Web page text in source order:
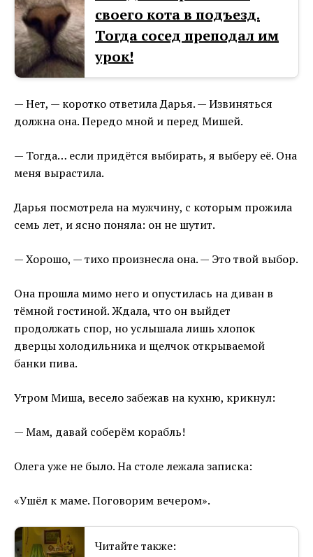
своего кота в подъезд.
Тогда сосед преподал им
урок!
— Нет, — коротко ответила Дарья. — Извиняться
должна она. Передо мной и перед Мишей.
— Тогда… если придётся выбирать, я выберу её. Она
меня вырастила.
Дарья посмотрела на мужчину, с которым прожила
семь лет, и ясно поняла: он не шутит.
— Хорошо, — тихо произнесла она. — Это твой выбор.
Она прошла мимо него и опустилась на диван в
тёмной гостиной. Ждала, что он выйдет
продолжать спор, но услышала лишь хлопок
дверцы холодильника и щелчок открываемой
банки пива.
Утром Миша, весело забежав на кухню, крикнул:
— Мам, давай соберём корабль!
Олега уже не было. На столе лежала записка:
«Ушёл к маме. Поговорим вечером».
Читайте также: